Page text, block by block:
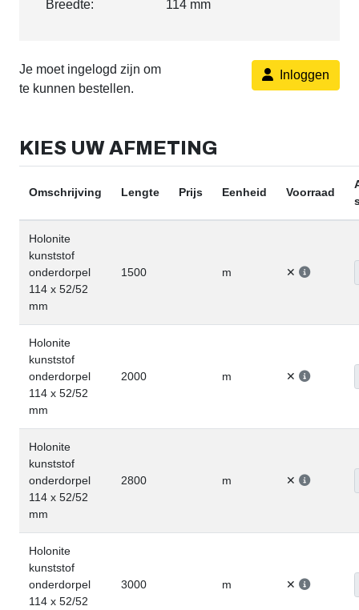
Breedte:
114 mm
Je moet ingelogd zijn om
te kunnen bestellen.
Inloggen
KIES UW AFMETING
Omschrijving Lengte Prijs Eenheid Voorraad
Holonite
kunststof
onderdorpel
114 x 52/52
mm
1500 m ✕
Holonite
kunststof
onderdorpel
114 x 52/52
mm
2000 m ✕
Holonite
kunststof
onderdorpel
114 x 52/52
mm
2800 m ✕
Holonite
kunststof
onderdorpel
114 x 52/52
3000 m ✕